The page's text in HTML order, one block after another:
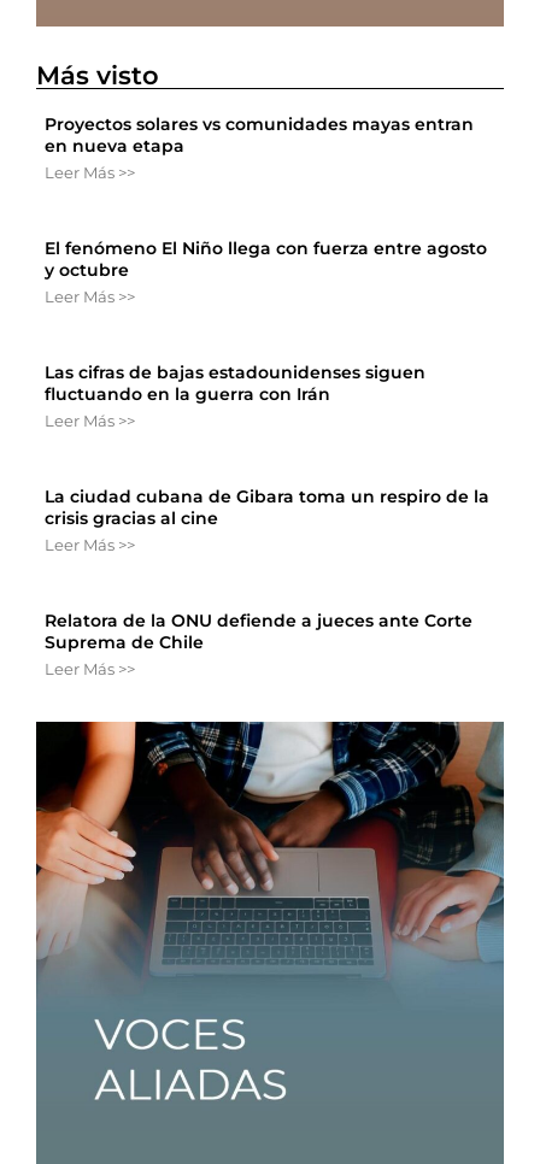
Más visto
Proyectos solares vs comunidades mayas entran
en nueva etapa
Leer Más >>
El fenómeno El Niño llega con fuerza entre agosto
y octubre
Leer Más >>
Las cifras de bajas estadounidenses siguen
fluctuando en la guerra con Irán
Leer Más >>
La ciudad cubana de Gibara toma un respiro de la
crisis gracias al cine
Leer Más >>
Relatora de la ONU defiende a jueces ante Corte
Suprema de Chile
Leer Más >>